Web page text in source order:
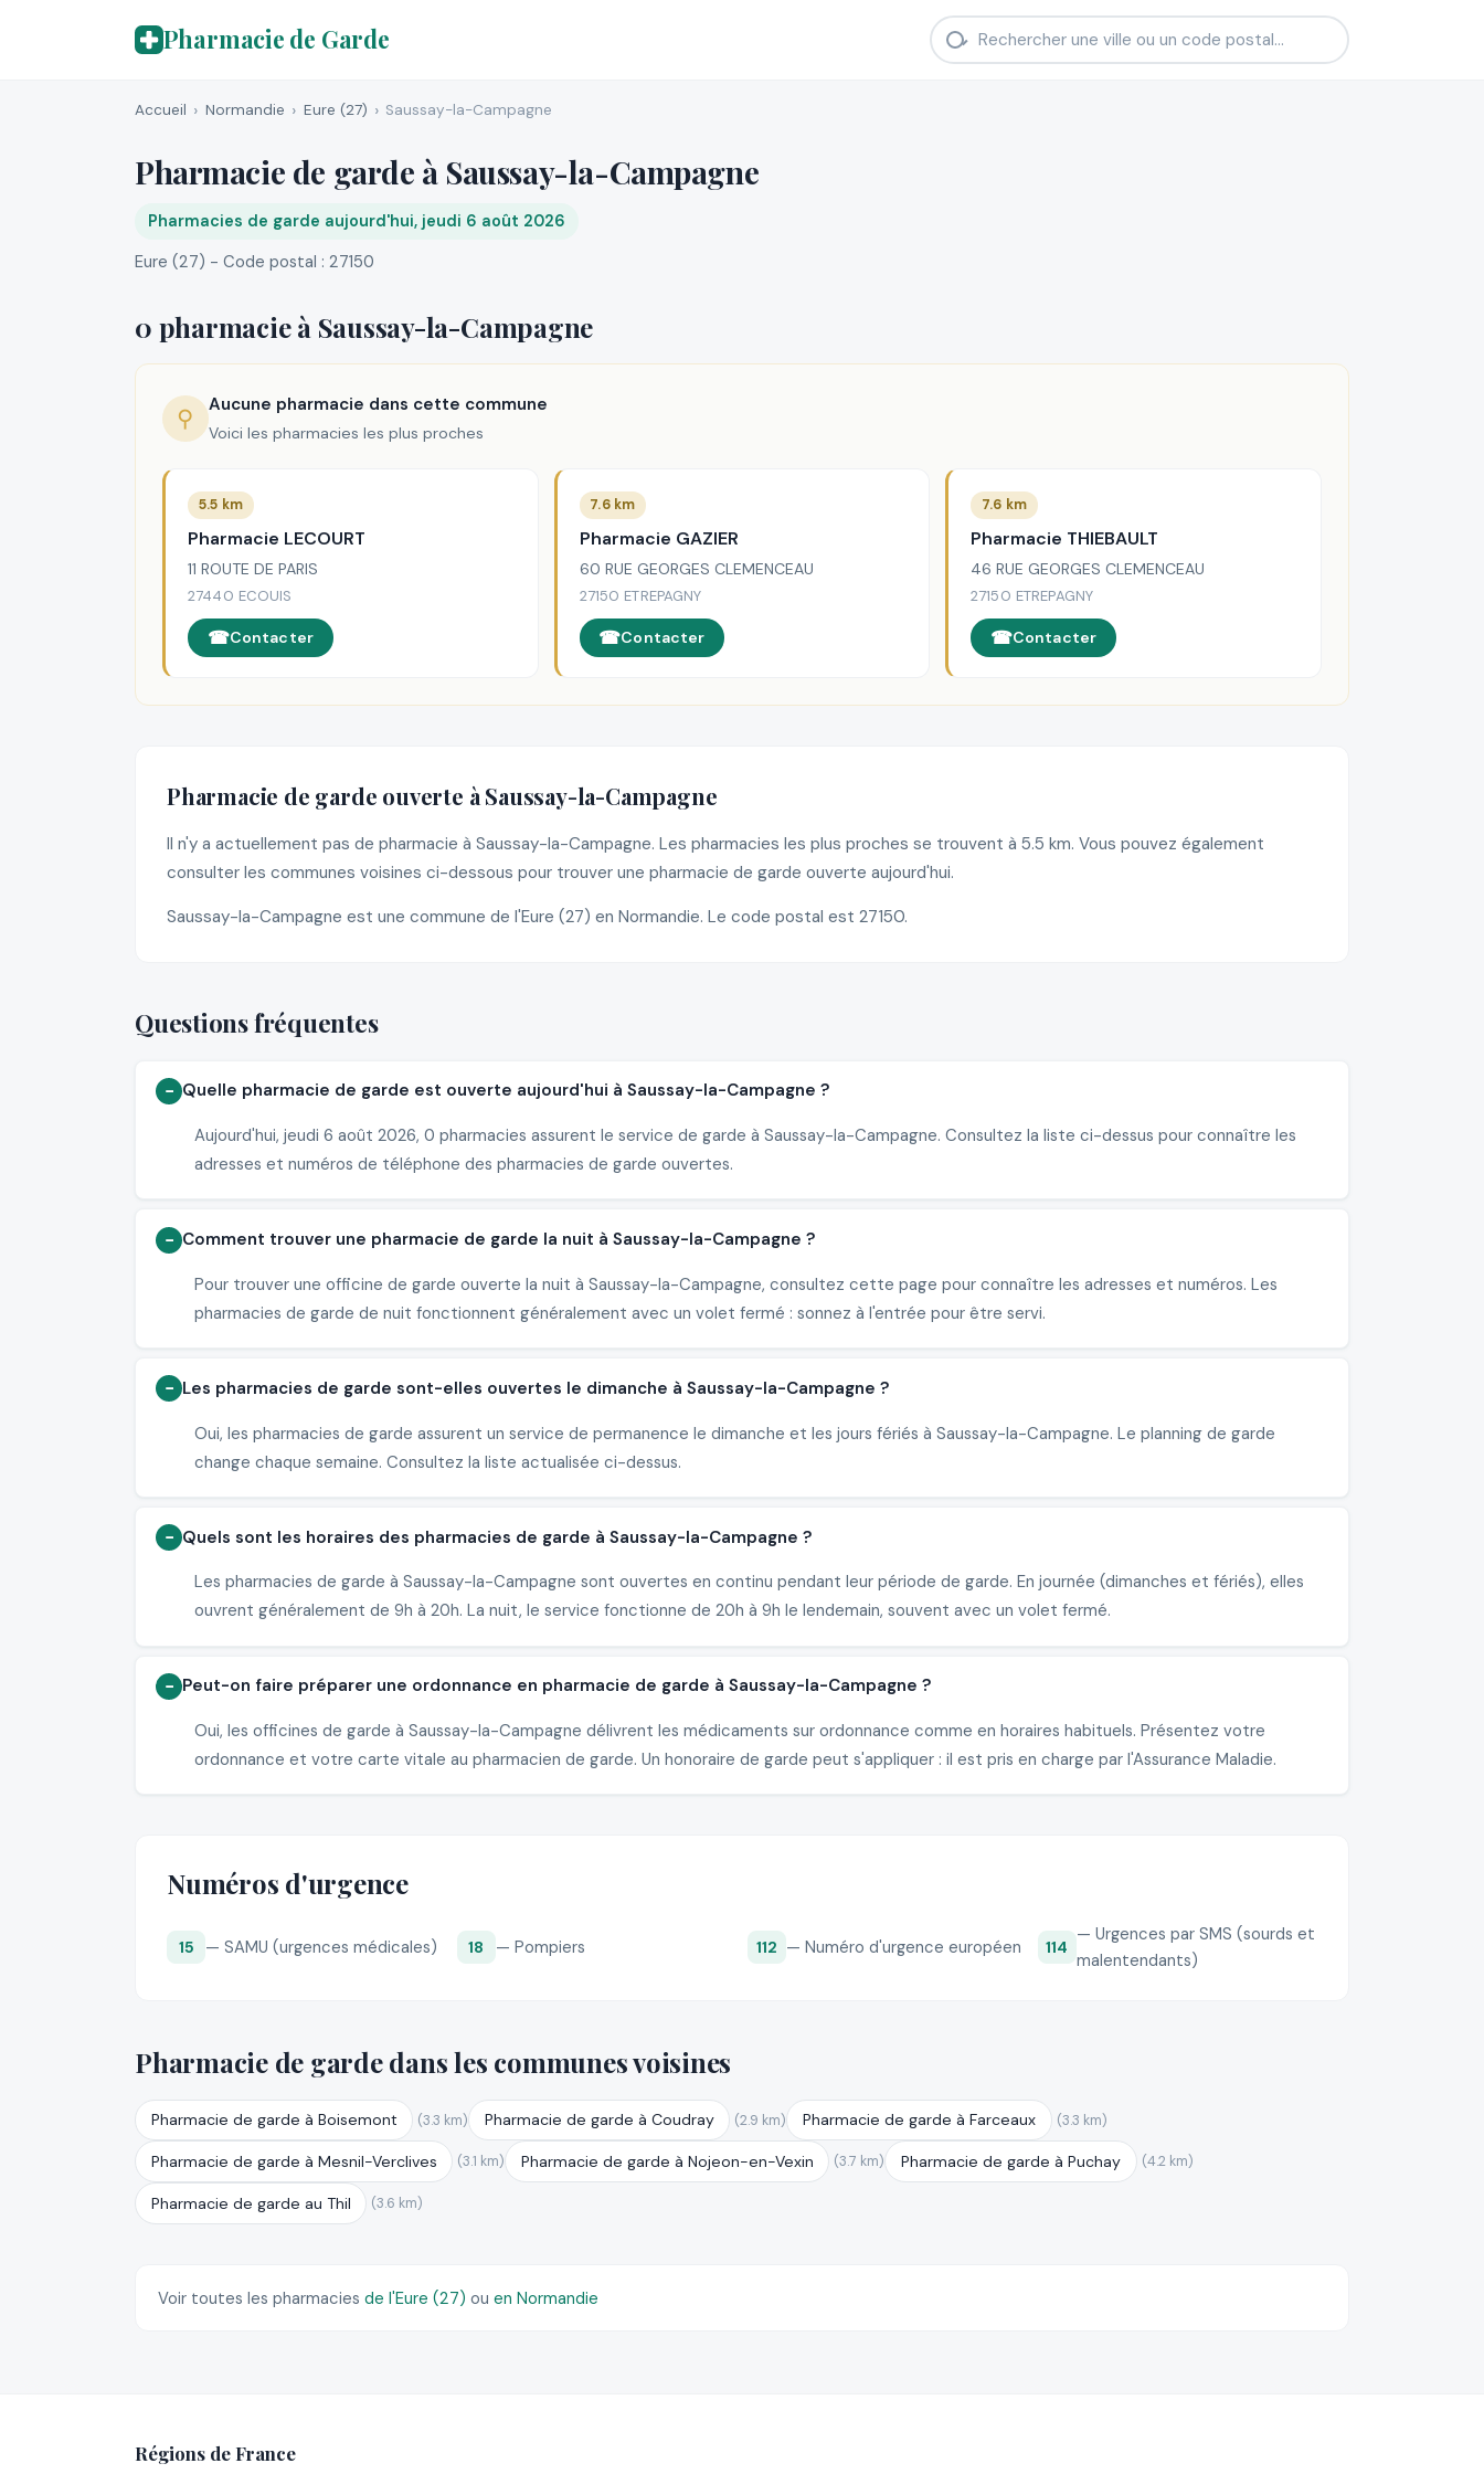
Pharmacie de Garde
Accueil Normandie Eure (27) Saussay-la-Campagne
Pharmacie de garde à Saussay-la-Campagne
Pharmacies de garde aujourd'hui, jeudi 6 août 2026
Eure (27) - Code postal : 27150
0 pharmacie à Saussay-la-Campagne
⚲ Aucune pharmacie dans cette commune
Voici les pharmacies les plus proches
5.5 km
Pharmacie LECOURT
11 ROUTE DE PARIS
27440 ECOUIS
Contacter
7.6 km
Pharmacie GAZIER
60 RUE GEORGES CLEMENCEAU
27150 ETREPAGNY
Contacter
7.6 km
Pharmacie THIEBAULT
46 RUE GEORGES CLEMENCEAU
27150 ETREPAGNY
Contacter
Pharmacie de garde ouverte à Saussay-la-Campagne
Il n'y a actuellement pas de pharmacie à Saussay-la-Campagne. Les pharmacies les plus proches se trouvent à 5.5 km. Vous pouvez également
consulter les communes voisines ci-dessous pour trouver une pharmacie de garde ouverte aujourd'hui.
Saussay-la-Campagne est une commune de l'Eure (27) en Normandie. Le code postal est 27150.
Questions fréquentes
Quelle pharmacie de garde est ouverte aujourd'hui à Saussay-la-Campagne ?
Aujourd'hui, jeudi 6 août 2026, 0 pharmacies assurent le service de garde à Saussay-la-Campagne. Consultez la liste ci-dessus pour connaître les
adresses et numéros de téléphone des pharmacies de garde ouvertes.
Comment trouver une pharmacie de garde la nuit à Saussay-la-Campagne ?
Pour trouver une officine de garde ouverte la nuit à Saussay-la-Campagne, consultez cette page pour connaître les adresses et numéros. Les
pharmacies de garde de nuit fonctionnent généralement avec un volet fermé : sonnez à l'entrée pour être servi.
Les pharmacies de garde sont-elles ouvertes le dimanche à Saussay-la-Campagne ?
Oui, les pharmacies de garde assurent un service de permanence le dimanche et les jours fériés à Saussay-la-Campagne. Le planning de garde
change chaque semaine. Consultez la liste actualisée ci-dessus.
Quels sont les horaires des pharmacies de garde à Saussay-la-Campagne ?
Les pharmacies de garde à Saussay-la-Campagne sont ouvertes en continu pendant leur période de garde. En journée (dimanches et fériés), elles
ouvrent généralement de 9h à 20h. La nuit, le service fonctionne de 20h à 9h le lendemain, souvent avec un volet fermé.
Peut-on faire préparer une ordonnance en pharmacie de garde à Saussay-la-Campagne ?
Oui, les officines de garde à Saussay-la-Campagne délivrent les médicaments sur ordonnance comme en horaires habituels. Présentez votre
ordonnance et votre carte vitale au pharmacien de garde. Un honoraire de garde peut s'appliquer : il est pris en charge par l'Assurance Maladie.
Numéros d'urgence
15 — SAMU (urgences médicales) 18 — Pompiers 112 — Numéro d'urgence européen 114
— Urgences par SMS (sourds et
malentendants)
Pharmacie de garde dans les communes voisines
Pharmacie de garde à Boisemont (3.3 km) Pharmacie de garde à Coudray (2.9 km) Pharmacie de garde à Farceaux (3.3 km)
Pharmacie de garde à Mesnil-Verclives (3.1 km) Pharmacie de garde à Nojeon-en-Vexin (3.7 km) Pharmacie de garde à Puchay (4.2 km)
Pharmacie de garde au Thil (3.6 km)
Voir toutes les pharmacies de l'Eure (27) ou en Normandie
Régions de France